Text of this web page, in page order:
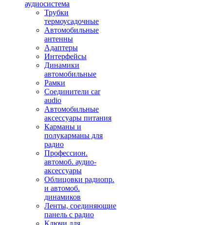
аудиосистема
Трубки
термоусадочные
Автомобильные
антенны
Адаптеры
Интерфейсы
Динамики
автомобильные
Рамки
Соединители car
audio
Автомобильные
аксессуары питания
Карманы и
полукарманы для
радио
Профессион.
автомоб. аудио-
аксессуары
Облицовки радиопр.
и автомоб.
динамиков
Ленты, соединяющие
панель с радио
Ключи для